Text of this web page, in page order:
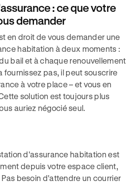
: ce que votre
demander
en droit de vous demander une
habitation à deux moments :
bail et à chaque renouvellement
fournissez pas, il peut souscrire
à votre place – et vous en
solution est toujours plus
auriez négocié seul.
d'assurance habitation est
depuis votre espace client,
besoin d'attendre un courrier